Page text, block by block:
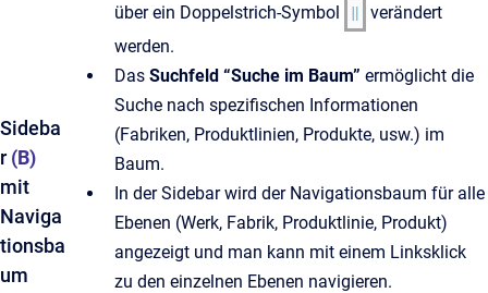
Sideba
r (B)
mit
Naviga
tionsba
um
über ein Doppelstrich-Symbol
verändert
werden.
Das Suchfeld “Suche im Baum” ermöglicht die
Suche nach spezifischen Informationen
(Fabriken, Produktlinien, Produkte, usw.) im
Baum.
In der Sidebar wird der Navigationsbaum für alle
Ebenen (Werk, Fabrik, Produktlinie, Produkt)
angezeigt und man kann mit einem Linksklick
zu den einzelnen Ebenen navigieren.